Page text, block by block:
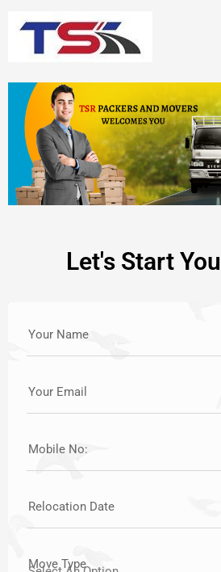
Let's Start
Your Name
Your Email
Mobile No:
Relocation Date
Move Type